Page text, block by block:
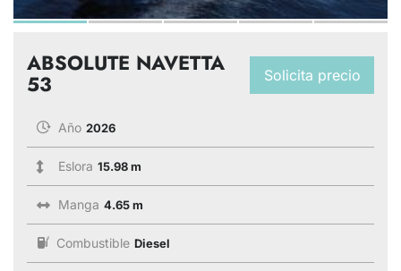
Solicita precio
ABSOLUTE NAVETTA
53
Año 2026
Eslora 15.98 m
Manga 4.65 m
Combustible Diesel